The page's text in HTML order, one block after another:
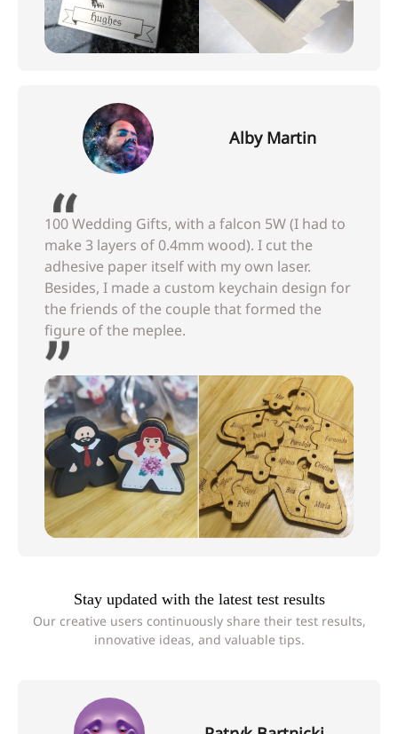
Alby Martin
100 Wedding Gifts, with a falcon 5W (I had to
make 3 layers of 0.4mm wood). I cut the
adhesive paper itself with my own laser.
Besides, I made a custom keychain design for
the friends of the couple that formed the
figure of the meplee.
Stay updated with the latest test results
Our creative users continuously share their test results,
innovative ideas, and valuable tips.